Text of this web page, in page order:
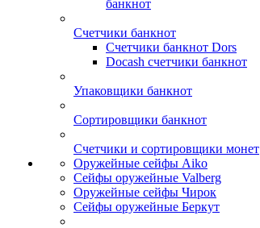
банкнот
Счетчики банкнот
Счетчики банкнот Dors
Docash счетчики банкнот
Упаковщики банкнот
Сортировщики банкнот
Счетчики и сортировщики монет
Оружейные сейфы Aiko
Сейфы оружейные Valberg
Оружейные сейфы Чирок
Сейфы оружейные Беркут